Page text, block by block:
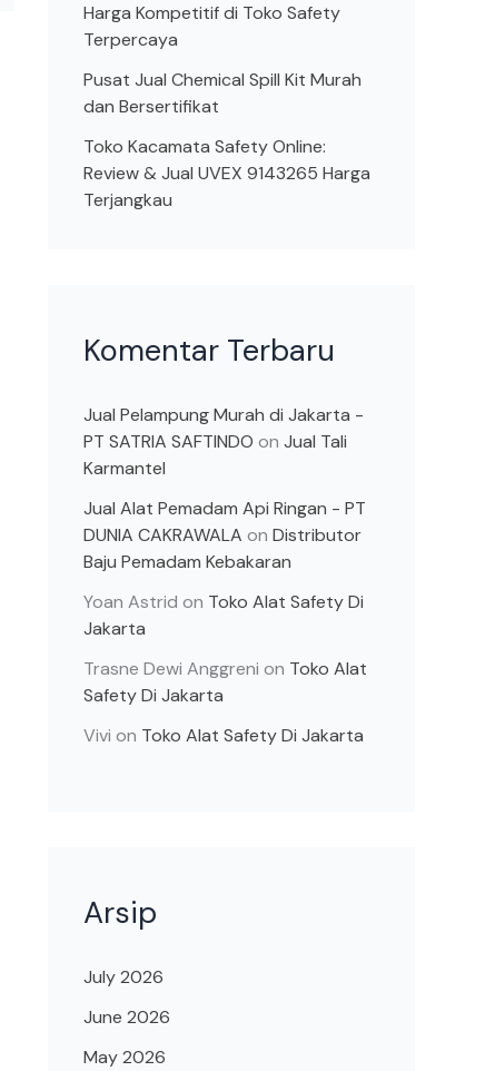
Harga Kompetitif di Toko Safety
Terpercaya
Pusat Jual Chemical Spill Kit Murah
dan Bersertifikat
Toko Kacamata Safety Online:
Review & Jual UVEX 9143265 Harga
Terjangkau
Komentar Terbaru
Jual Pelampung Murah di Jakarta -
PT SATRIA SAFTINDO on Jual Tali
Karmantel
Jual Alat Pemadam Api Ringan - PT
DUNIA CAKRAWALA on Distributor
Baju Pemadam Kebakaran
Yoan Astrid on Toko Alat Safety Di
Jakarta
Trasne Dewi Anggreni on Toko Alat
Safety Di Jakarta
Vivi on Toko Alat Safety Di Jakarta
Arsip
July 2026
June 2026
May 2026